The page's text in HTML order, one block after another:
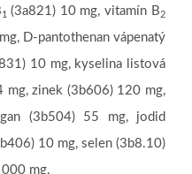
1 (3a821) 10 mg, vitamín B2
D-pantothenan vápenatý
10 mg, kyselina listová
mg, zinek (3b606) 120 mg,
(3b504) 55 mg, jodid
10 mg, selen (3b8.10)
mg.